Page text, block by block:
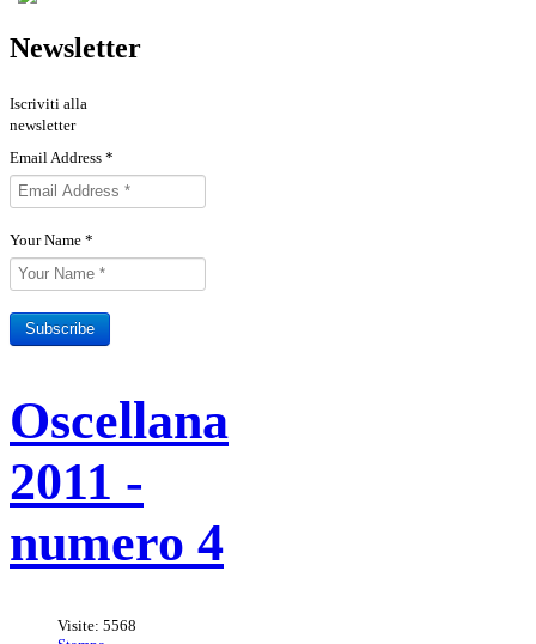
Rivista Oscellana
Sottoscrivi il tuo abbonamento
alla Rivista
Newsletter
Iscriviti alla
newsletter
Email Address *
Your Name *
Subscribe
Oscellana
2011 -
numero 4
Visite: 5568